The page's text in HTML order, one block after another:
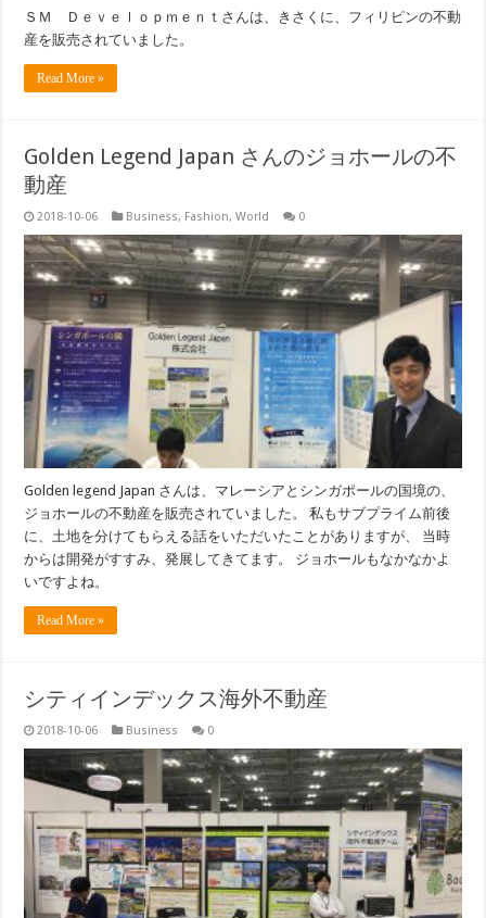
ＳＭ Ｄｅｖｅｌｏｐｍｅｎｔさんは、きさくに、フィリピンの不動
産を販売されていました。
Read More »
Golden Legend Japan さんのジョホールの不
動産
2018-10-06 Business, Fashion,World 0
Golden legend Japan さんは、マレーシアとシンガポールの国境の、
ジョホールの不動産を販売されていました。 私もサブプライム前後
に、土地を分けてもらえる話をいただいたことがありますが、 当時
からは開発がすすみ、発展してきてます。 ジョホールもなかなかよ
いですよね。
Read More »
シティインデックス海外不動産
2018-10-06 Business 0